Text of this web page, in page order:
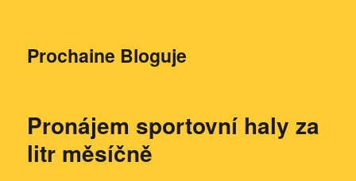
Prochaine Bloguje
Pronájem sportovní haly za
litr měsíčně